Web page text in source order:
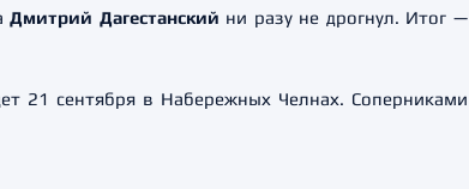
Дмитрий Дагестанский ни разу не дрогнул. Итог —
21 сентября в Набережных Челнах. Соперниками